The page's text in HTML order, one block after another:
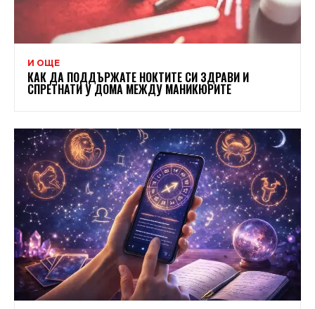
И ОЩЕ
КАК ДА ПОДДЪРЖАТЕ НОКТИТЕ СИ ЗДРАВИ И
СПРЕТНАТИ У ДОМА МЕЖДУ МАНИКЮРИТЕ